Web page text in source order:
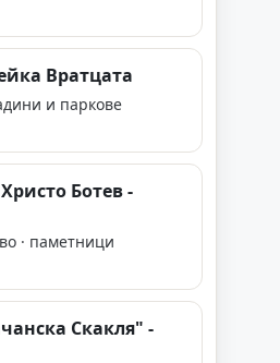
Вратцата
и паркове
Ботев -
· паметници
Скакля" -